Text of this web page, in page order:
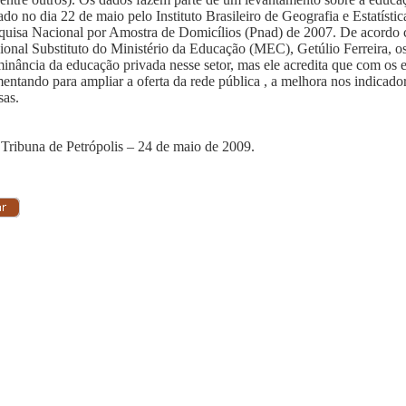
no dia 22 de maio pelo Instituto Brasileiro de Geografia e
Nacional por Amostra de Domicílios (Pnad) de 2007. De acordo
Substituto do Ministério da Educação (MEC), Getúlio Ferreira,
da educação privada nesse setor, mas ele acredita que com
para ampliar a oferta da rede pública , a melhora nos
de Petrópolis – 24 de maio de 2009.